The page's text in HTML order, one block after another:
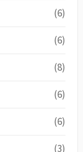
(6)
(6)
(8)
(6)
(6)
(3)